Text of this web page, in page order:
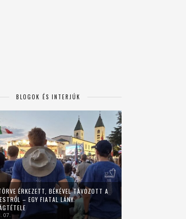
BLOGOK ÉS INTERJÚK
ÉRKEZETT, BÉKÉVEL TÁVOZOTT A
– EGY FIATAL LÁNY
07.